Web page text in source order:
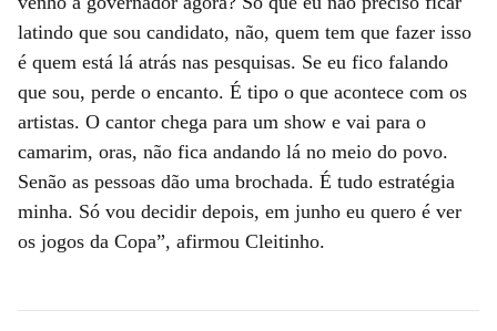
latindo que sou candidato, não, quem tem que fazer isso
é quem está lá atrás nas pesquisas. Se eu fico falando
que sou, perde o encanto. É tipo o que acontece com os
artistas. O cantor chega para um show e vai para o
camarim, oras, não fica andando lá no meio do povo.
Senão as pessoas dão uma brochada. É tudo estratégia
minha. Só vou decidir depois, em junho eu quero é ver
os jogos da Copa”, afirmou Cleitinho.